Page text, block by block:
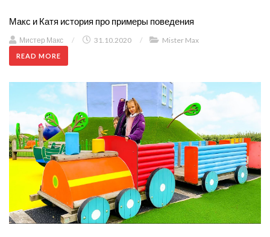
Макс и Катя история про примеры поведения
Мистер Макс / 31.10.2020 / Mister Max
READ MORE